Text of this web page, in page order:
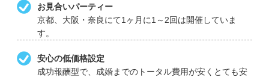
ました。
2022/12/08 ・ブログ更新 ＜外見・容姿よりもやはり中身
が大事！＞
2022/09/12 「秋の婚活応援・無料キャンペーン」を掲載し
ました。
お見合いパーティー
京都、大阪・奈良にて1ヶ月に1～2回は開催していま
す。
安心の低価格設定
成功報酬型で、成婚までのトータル費用が安くとても安